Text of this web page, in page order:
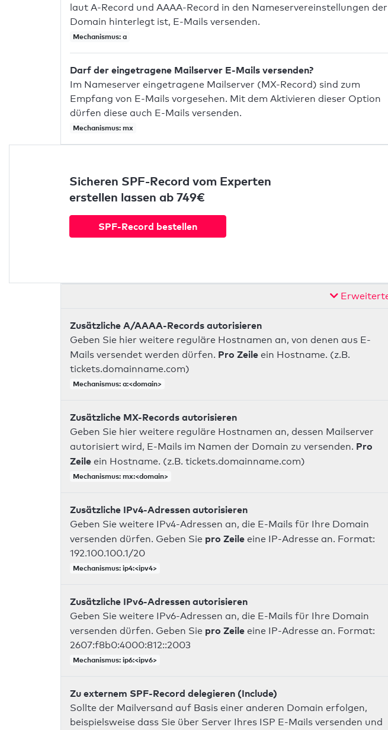
laut A-Record und AAAA-Record in den Nameservereinstellungen der
Domain hinterlegt ist, E-Mails versenden.
Mechanismus: a
Darf der eingetragene Mailserver E-Mails versenden?
Im Nameserver eingetragene Mailserver (MX-Record) sind zum
Empfang von E-Mails vorgesehen. Mit dem Aktivieren dieser Option
dürfen diese auch E-Mails versenden.
Mechanismus: mx
Sicheren SPF-Record vom Experten
erstellen lassen ab 749€
SPF-Record bestellen
Zusätzliche A/AAAA-Records autorisieren
Geben Sie hier weitere reguläre Hostnamen an, von denen aus E-
Mails versendet werden dürfen. Pro Zeile ein Hostname. (z.B.
tickets.domainname.com)
Mechanismus: a:<domain>
Zusätzliche MX-Records autorisieren
Geben Sie hier weitere reguläre Hostnamen an, dessen Mailserver
autorisiert wird, E-Mails im Namen der Domain zu versenden. Pro
Zeile ein Hostname. (z.B. tickets.domainname.com)
Mechanismus: mx:<domain>
Zusätzliche IPv4-Adressen autorisieren
Geben Sie weitere IPv4-Adressen an, die E-Mails für Ihre Domain
versenden dürfen. Geben Sie pro Zeile eine IP-Adresse an. Format:
192.100.100.1/20
Mechanismus: ip4:<ipv4>
Zusätzliche IPv6-Adressen autorisieren
Geben Sie weitere IPv6-Adressen an, die E-Mails für Ihre Domain
versenden dürfen. Geben Sie pro Zeile eine IP-Adresse an. Format:
2607:f8b0:4000:812::2003
Mechanismus: ip6:<ipv6>
Zu externem SPF-Record delegieren (Include)
Sollte der Mailversand auf Basis einer anderen Domain erfolgen,
beispielsweise dass Sie über Server Ihres ISP E-Mails versenden und